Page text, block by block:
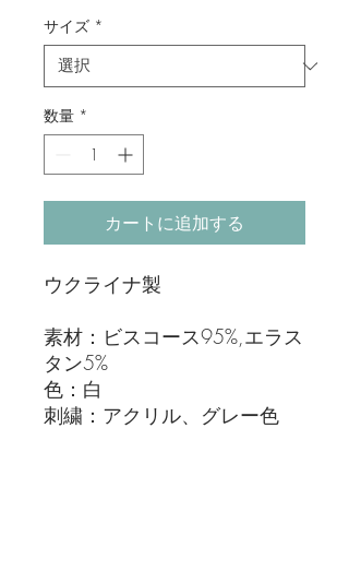
サイズ *
数量 *
カートに追加する
ウクライナ製
素材：ビスコース95%,エラス
タン5%
色：白
刺繍：アクリル、グレー色